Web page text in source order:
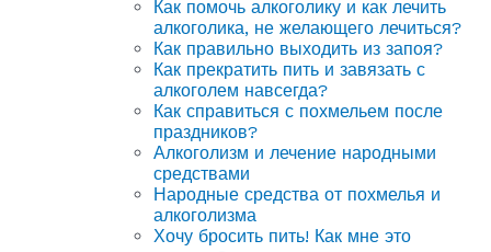
Как помочь алкоголику и как лечить
алкоголика, не желающего лечиться?
Как правильно выходить из запоя?
Как прекратить пить и завязать с
алкоголем навсегда?
Как справиться с похмельем после
праздников?
Алкоголизм и лечение народными
средствами
Народные средства от похмелья и
алкоголизма
Хочу бросить пить! Как мне это